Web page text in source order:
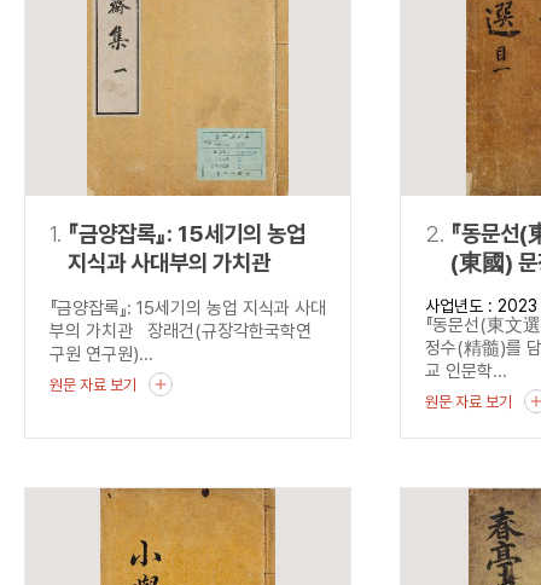
“정조”와 “정약
“정조” 또는 “
NOT
“정조”가 나온
료를 검색
1. 『금양잡록』: 15세기의 농업
지식과 사대부의 가치관
『금양잡록』: 15세기의 농업 지식과 사대
부의 가치관 장래건(규장각한국학연
구원 연구원)...
원문 자료 보기
2. 『동문선
(東國)
담다
사업년도 : 2023
『동문선(東文
정수(精髓)를
교 인문학...
원문 자료 보기